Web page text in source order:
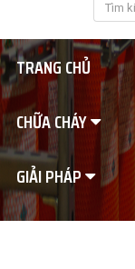
TRANG CHỦ
CHỮA CHÁY
GIẢI PHÁP